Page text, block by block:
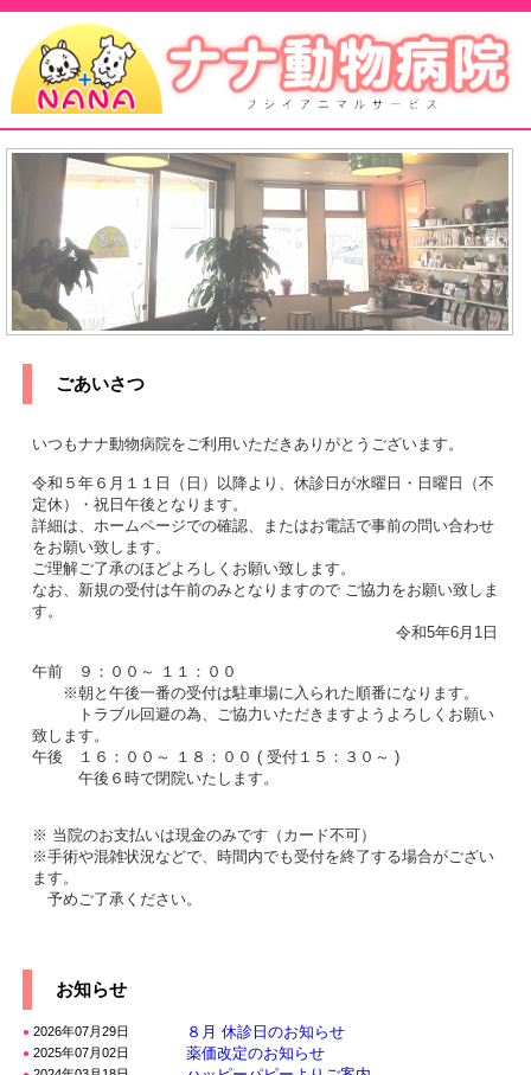
ごあいさつ
いつもナナ動物病院をご利用いただきありがとうございます。
令和５年６月１１日（日）以降より、休診日が水曜日・日曜日（不
定休）・祝日午後となります。
詳細は、ホームページでの確認、またはお電話で事前の問い合わせ
をお願い致します。
ご理解ご了承のほどよろしくお願い致します。
なお、新規の受付は午前のみとなりますので ご協力をお願い致しま
す。
令和5年6月1日
午前 ９：００～ １１：００
※朝と午後一番の受付は駐車場に入られた順番になります。
トラブル回避の為、ご協力いただきますようよろしくお願い
致します。
午後 １６：００～ １８：００ ( 受付１５：３０～ )
午後６時で閉院いたします。
※ 当院のお支払いは現金のみです（カード不可）
※手術や混雑状況などで、時間内でも受付を終了する場合がござい
ます。
予めご了承ください。
お知らせ
● 2026年07月29日 ８月 休診日のお知らせ
● 2025年07月02日 薬価改定のお知らせ